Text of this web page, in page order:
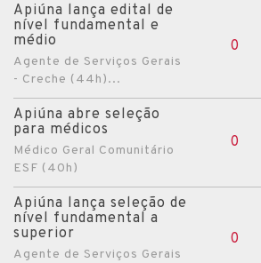
Apiúna lança edital de
nível fundamental e
médio
Agente de Serviços Gerais
- Creche (44h)...
0
Apiúna abre seleção
para médicos
Médico Geral Comunitário
ESF (40h)
0
Apiúna lança seleção de
nível fundamental a
superior
Agente de Serviços Gerais
0